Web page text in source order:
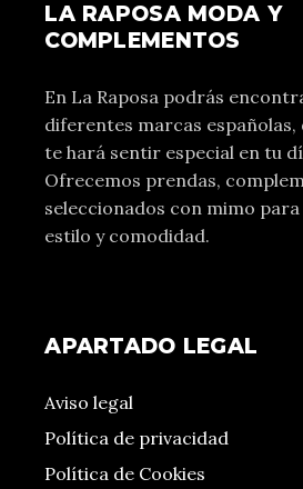
LA RAPOSA MODA Y
COMPLEMENTOS
En La Raposa podrás
diferentes marcas españolas,
te hará sentir especial en tu
Ofrecemos prendas,
seleccionados con mimo
estilo y comodidad.
APARTADO LEGAL
Aviso legal
Política de privacidad
Política de Cookies